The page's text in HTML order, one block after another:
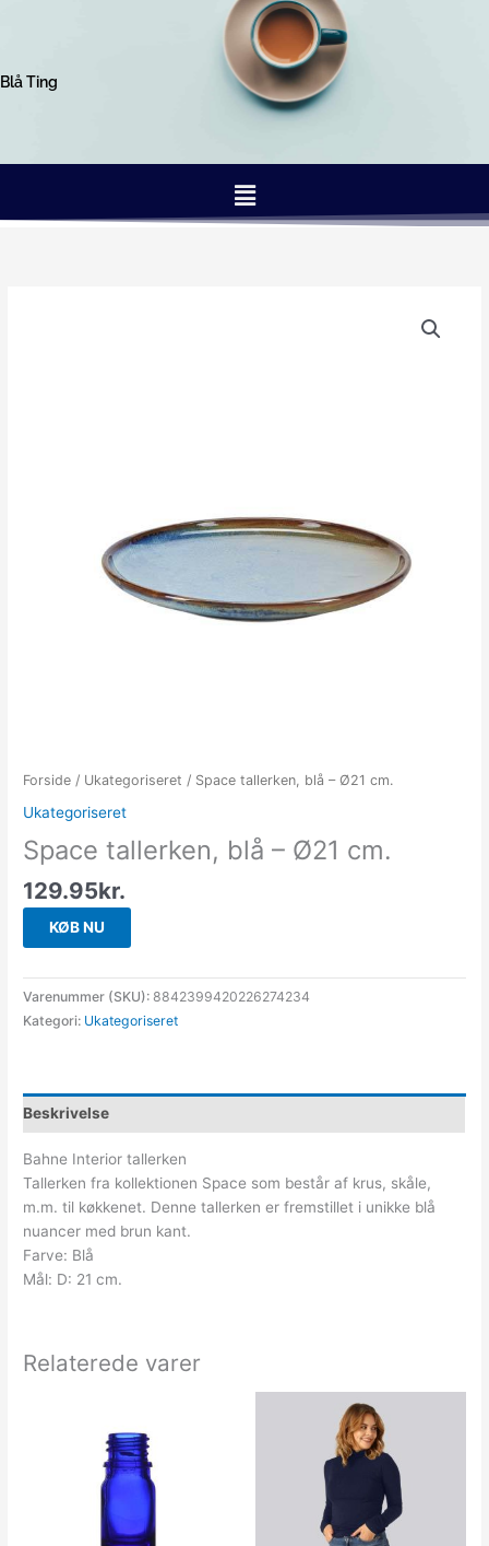
Blå Ting
Menu
Forside / Ukategoriseret / Space tallerken, blå – Ø21 cm.
Ukategoriseret
Space tallerken, blå – Ø21 cm.
129.95kr.
KØB NU
Varenummer (SKU):8842399420226274234
Kategori: Ukategoriseret
Beskrivelse
Bahne Interior tallerken
Tallerken fra kollektionen Space som består af krus, skåle,
m.m. til køkkenet. Denne tallerken er fremstillet i unikke blå
nuancer med brun kant.
Farve: Blå
Mål: D: 21 cm.
Relaterede varer